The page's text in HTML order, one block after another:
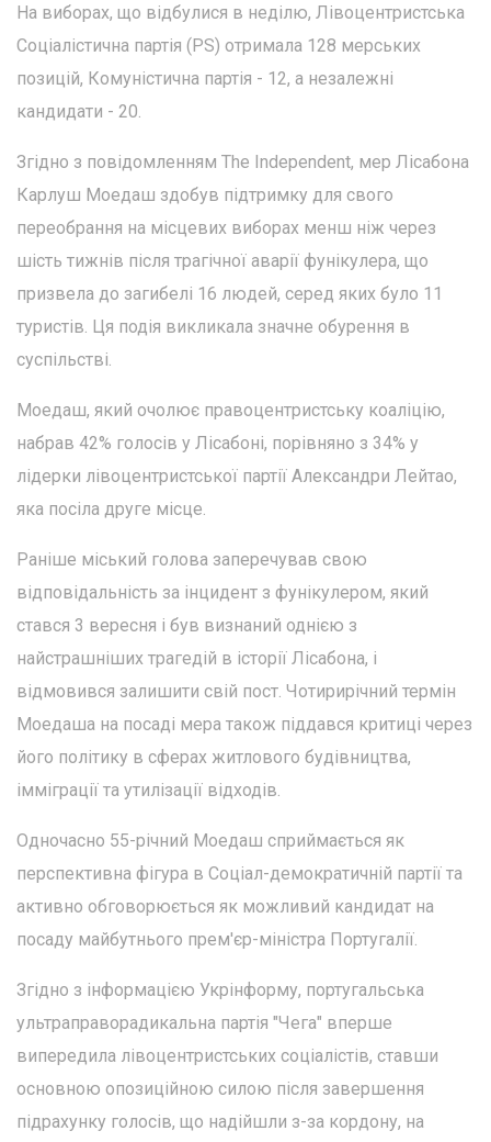
На виборах, що відбулися в неділю, Лівоцентристська
Соціалістична партія (PS) отримала 128 мерських
позицій, Комуністична партія - 12, а незалежні
кандидати - 20.
Згідно з повідомленням The Independent, мер Лісабона
Карлуш Моедаш здобув підтримку для свого
переобрання на місцевих виборах менш ніж через
шість тижнів після трагічної аварії фунікулера, що
призвела до загибелі 16 людей, серед яких було 11
туристів. Ця подія викликала значне обурення в
суспільстві.
Моедаш, який очолює правоцентристську коаліцію,
набрав 42% голосів у Лісабоні, порівняно з 34% у
лідерки лівоцентристської партії Александри Лейтао,
яка посіла друге місце.
Раніше міський голова заперечував свою
відповідальність за інцидент з фунікулером, який
стався 3 вересня і був визнаний однією з
найстрашніших трагедій в історії Лісабона, і
відмовився залишити свій пост. Чотирирічний термін
Моедаша на посаді мера також піддався критиці через
його політику в сферах житлового будівництва,
імміграції та утилізації відходів.
Одночасно 55-річний Моедаш сприймається як
перспективна фігура в Соціал-демократичній партії та
активно обговорюється як можливий кандидат на
посаду майбутнього прем'єр-міністра Португалії.
Згідно з інформацією Укрінформу, португальська
ультраправорадикальна партія "Чега" вперше
випередила лівоцентристських соціалістів, ставши
основною опозиційною силою після завершення
підрахунку голосів, що надійшли з-за кордону, на